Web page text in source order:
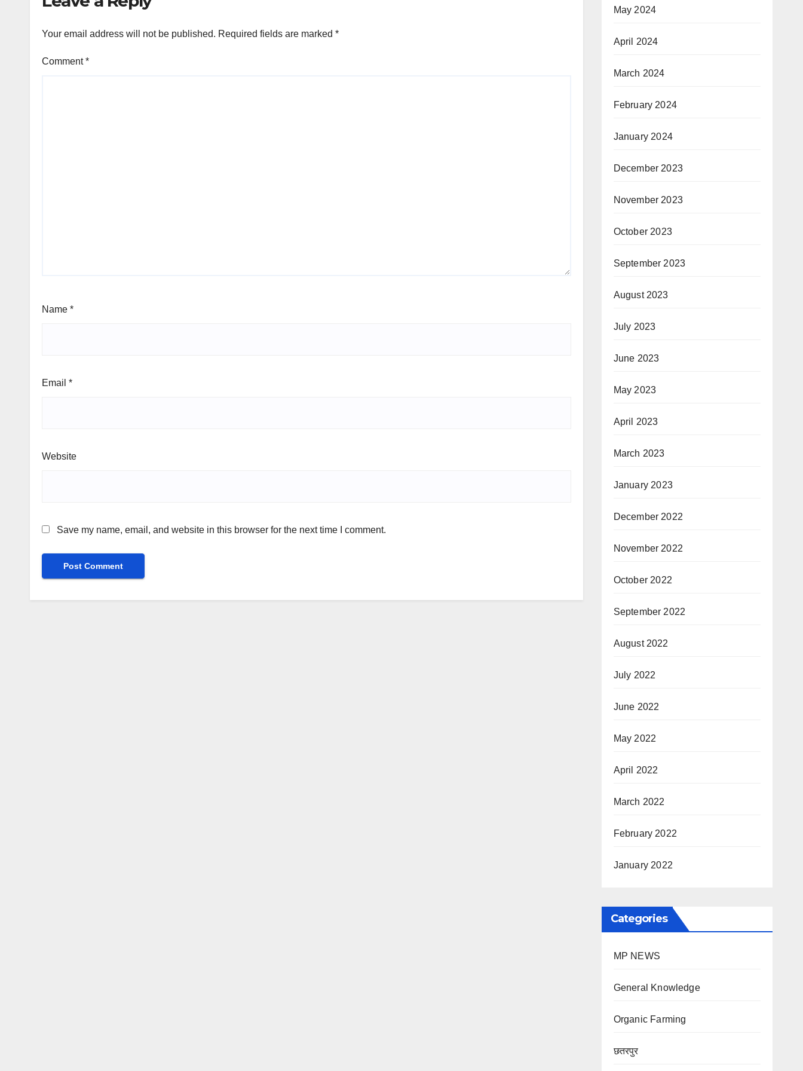
Your email address will not be published. Required fields are marked *
Comment*
Name *
Email *
Website
Save my name, email, and website in this browser for the next time I comment.
May 2024
April 2024
March 2024
February 2024
January 2024
December 2023
November 2023
October 2023
September 2023
August 2023
July 2023
June 2023
May 2023
April 2023
March 2023
January 2023
December 2022
November 2022
October 2022
September 2022
August 2022
July 2022
June 2022
May 2022
April 2022
March 2022
February 2022
January 2022
Categories
MP NEWS
General Knowledge
Organic Farming
छतरपुर